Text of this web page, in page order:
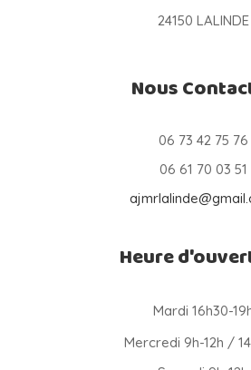
24150 LALINDE
Nous
06 73 42 75 76
06 61 70 03 51
Heure
Mardi 16h30-
Mercredi 9h-12h /